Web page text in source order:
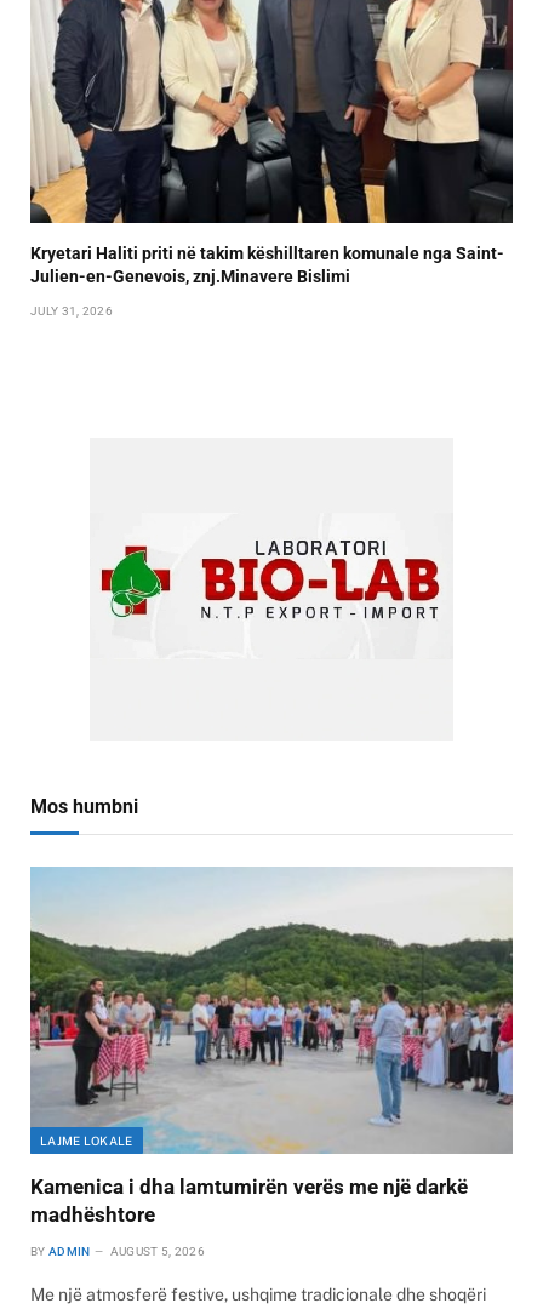
Kryetari Haliti priti në takim këshilltaren komunale nga Saint-
Julien-en-Genevois, znj.Minavere Bislimi
JULY 31, 2026
Mos humbni
LAJME LOKALE
Kamenica i dha lamtumirën verës me një darkë
madhështore
BY ADMIN AUGUST 5, 2026
Me një atmosferë festive, ushqime tradicionale dhe shoqëri